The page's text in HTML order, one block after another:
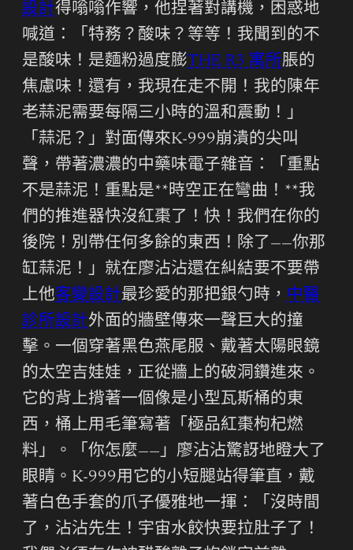
設計得嗡嗡作響，他捏著對講機，困惑地
喊道：「特務？酸味？等等！我聞到的不
是酸味！是麵粉過度膨THE R3 寓所脹的
焦慮味！還有，我現在走不開！我的陳年
老蒜泥需要每隔三小時的溫和震動！」
「蒜泥？」對面傳來K-999崩潰的尖叫
聲，帶著濃濃的中藥味電子雜音：「重點
不是蒜泥！重點是**時空正在彎曲！**我
們的推進器快沒紅棗了！快！我們在你的
後院！別帶任何多餘的東西！除了——你那
缸蒜泥！」就在廖沾沾還在糾結要不要帶
上他客變設計最珍愛的那把銀勺時， 中醫
診所設計外面的牆壁傳來一聲巨大的撞
擊。一個穿著黑色燕尾服、戴著太陽眼鏡
的太空吉娃娃，正從牆上的破洞鑽進來。
它的背上揹著一個像是小型瓦斯桶的東
西，桶上用毛筆寫著「極品紅棗枸杞燃
料」。「你怎麼——」廖沾沾驚訝地瞪大了
眼睛。K-999用它的小短腿站得筆直，戴
著白色手套的爪子優雅地一揮：「沒時間
了，沾沾先生！宇宙水餃快要拉肚子了！